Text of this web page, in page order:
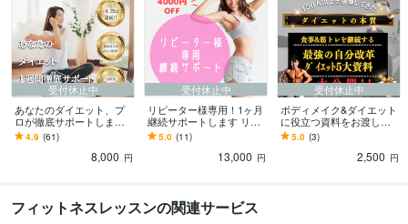
受付休止中
あなたのダイエット、プ
ロが徹底サポートします
【初心者向けプログラ
ム】プロが破格の1週間徹
4.9 (61)
8,000 円
受付休止中
リピーター様専用！1ヶ月
継続サポートします リピ
ーター様￥4000割引！理
想の体まであと一歩で
5.0 (11)
13,000 円
受付休止中
ボディメイク&ダイエット
に役立つ資料をお渡しし
ます ★4.9獲得のトレーナ
ーが経験と知識で作成し
た資料をお渡し！
5.0 (3)
2,500 円
フィットネスレッスンの関連サービス